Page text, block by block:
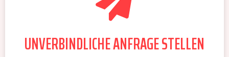
UNVERBINDLICHE ANFRAGE STELLEN